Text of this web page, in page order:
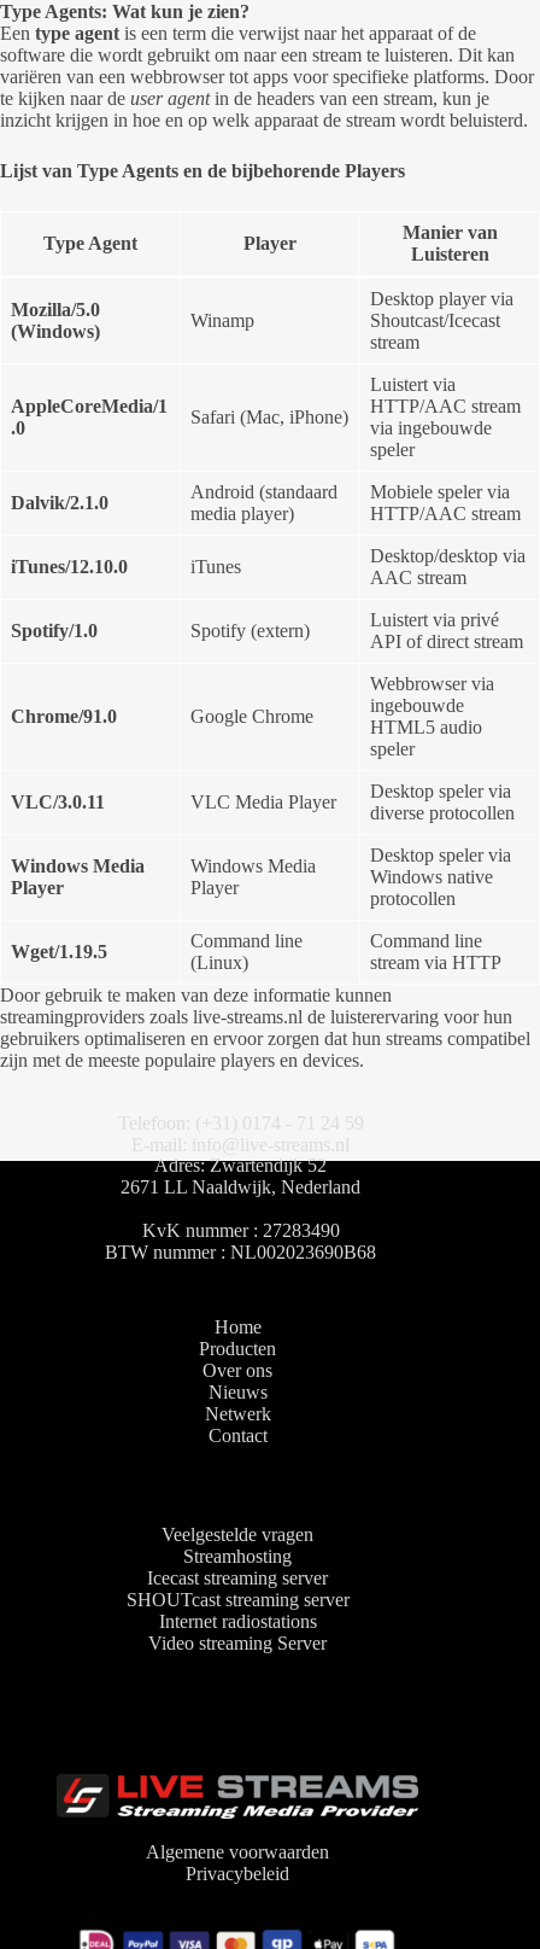
Type Agents: Wat kun je zien?
Een type agent is een term die verwijst naar het apparaat of de
software die wordt gebruikt om naar een stream te luisteren. Dit kan
variëren van een webbrowser tot apps voor specifieke platforms. Door
te kijken naar de user agentin de headers van een stream, kun je
inzicht krijgen in hoe en op welk apparaat de stream wordt beluisterd.
Lijst van Type Agents en de bijbehorende Players
Type Agent Player
Manier van
Luisteren
Mozilla/5.0
(Windows)
Winamp
Desktop player via
Shoutcast/Icecast
stream
AppleCoreMedia/1
.0
Safari (Mac, iPhone)
Luistert via
HTTP/AAC stream
via ingebouwde
speler
Dalvik/2.1.0
Android (standaard
media player)
Mobiele speler via
HTTP/AAC stream
iTunes/12.10.0 iTunes
Desktop/desktop via
AAC stream
Spotify/1.0 Spotify (extern)
Luistert via privé
API of direct stream
Chrome/91.0 Google Chrome
Webbrowser via
ingebouwde
HTML5 audio
speler
VLC/3.0.11 VLC Media Player
Desktop speler via
diverse protocollen
Windows Media
Player
Windows Media
Player
Desktop speler via
Windows native
protocollen
Wget/1.19.5
Command line
(Linux)
Command line
stream via HTTP
Door gebruik te maken van deze informatie kunnen
streamingproviders zoals live-streams.nl de luisterervaring voor hun
gebruikers optimaliseren en ervoor zorgen dat hun streams compatibel
zijn met de meeste populaire players en devices.
Telefoon: (+31) 0174 - 71 24 59
E-mail: info@live-streams.nl
Adres: Zwartendijk 52
2671 LL Naaldwijk, Nederland
KvK nummer : 27283490
BTW nummer : NL002023690B68
Home
Producten
Over ons
Nieuws
Netwerk
Contact
Veelgestelde vragen
Streamhosting
Icecast streaming server
SHOUTcast streaming server
Internet radiostations
Video streaming Server
Algemene voorwaarden
Privacybeleid